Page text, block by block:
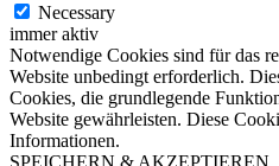
Necessary
immer aktiv
Notwendige Cookies sind für das
Website unbedingt erforderlich.
Cookies, die grundlegende
Website gewährleisten. Diese
Informationen.
SPEICHERN & AKZEPTIEREN